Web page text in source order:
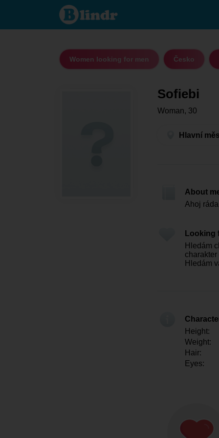
Sofiebi
-
Women
město
Praha -
Praha
Women looking for men Česko
Sofiebi
Woman, 30
Hlavní
About
Ahoj
Looking
Hledám
Hledám
Height:
Weight:
Hair:
Eyes: